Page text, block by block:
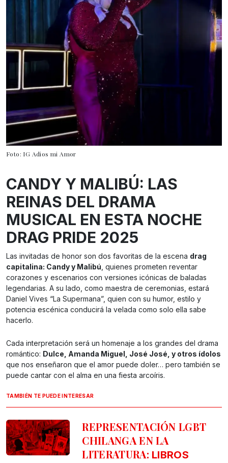
Foto: IG Adios mi Amor
CANDY Y MALIBÚ: LAS
REINAS DEL DRAMA
MUSICAL EN ESTA NOCHE
DRAG PRIDE 2025
Las invitadas de honor son dos favoritas de la escena drag
capitalina: Candy y Malibú , quienes prometen reventar
corazones y escenarios con versiones icónicas de baladas
legendarias. A su lado, como maestra de ceremonias, estará
Daniel Vives “La Supermana”, quien con su humor, estilo y
potencia escénica conducirá la velada como solo ella sabe
hacerlo.
Cada interpretación será un homenaje a los grandes del drama
romántico: Dulce, Amanda Miguel, José José, y otros ídolos
que nos enseñaron que el amor puede doler… pero también se
puede cantar con el alma en una fiesta arcoíris.
TAMBIÉN TE PUEDE INTERESAR
REPRESENTACIÓN LGBT
CHILANGA EN LA
LITERATURA: LIBROS